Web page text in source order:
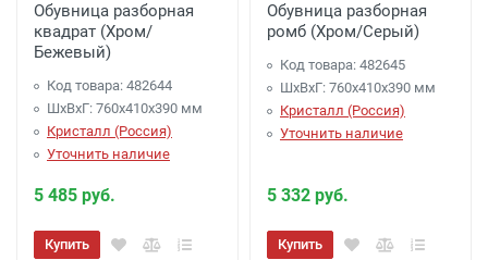
Обувница разборная
квадрат (Хром/
Бежевый)
Код товара: 482644
ШхВхГ: 760х410х390 мм
Кристалл (Россия)
Уточнить наличие
5 485 руб.
Купить
Обувница разборная
ромб (Хром/Серый)
Код товара: 482645
ШхВхГ: 760х410х390 мм
Кристалл (Россия)
Уточнить наличие
5 332 руб.
Купить